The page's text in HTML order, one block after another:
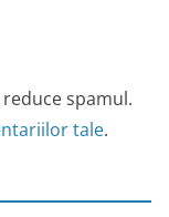
spamul.
tale.